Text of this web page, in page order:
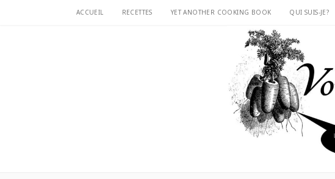
ACCUEIL RECETTES YET ANOTHER COOKING BOOK QUI SUIS-JE?